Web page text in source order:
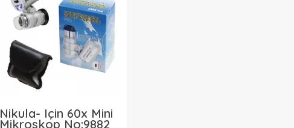
Nikula- Için 60x Mini
Mikroskop No:9882